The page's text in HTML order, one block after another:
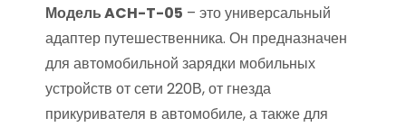
Модель ACH-T-05 – это универсальный
адаптер путешественника. Он предназначен
для автомобильной зарядки мобильных
устройств от сети 220В, от гнезда
прикуривателя в автомобиле, а также для